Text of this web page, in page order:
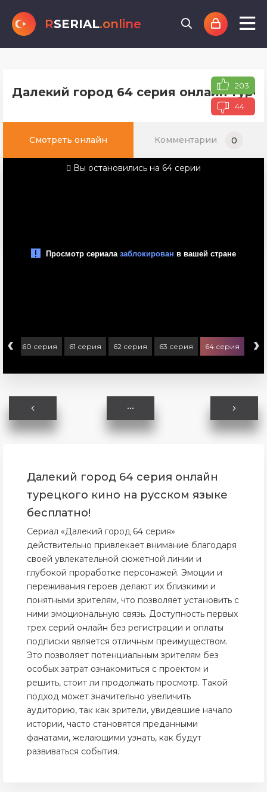
RSERIAL.online
Далекий город 64 серия онлайн 203
44
Смотреть онлайн Комментарии 0
Вы остановились на 64 серии
‹ 60 серия 61 серия 62 серия 63 серия 64 серия ›
Далекий город 64 серия онлайн
турецкого кино на русском языке
бесплатно!
Сериал «Далекий город 64 серия»
действительно привлекает внимание благодаря
своей увлекательной сюжетной линии и
глубокой проработке персонажей. Эмоции и
переживания героев делают их близкими и
понятными зрителям, что позволяет установить с
ними эмоциональную связь. Доступность первых
трех серий онлайн без регистрации и оплаты
подписки является отличным преимуществом.
Это позволяет потенциальным зрителям без
особых затрат ознакомиться с проектом и
решить, стоит ли продолжать просмотр. Такой
подход может значительно увеличить
аудиторию, так как зрители, увидевшие начало
истории, часто становятся преданными
фанатами, желающими узнать, как будут
развиваться события.